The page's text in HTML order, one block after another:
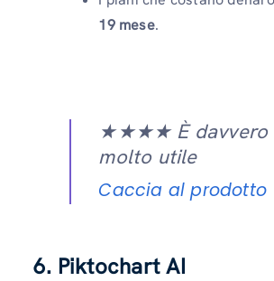
19 mese.
★★★★ È davvero
molto utile
Caccia al prodotto
6. Piktochart AI